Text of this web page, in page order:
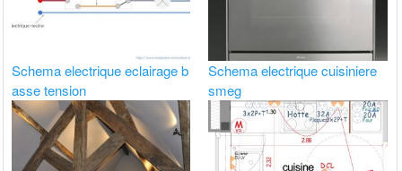
Schema electrique eclairage b
asse tension
Schema electrique cuisiniere
smeg